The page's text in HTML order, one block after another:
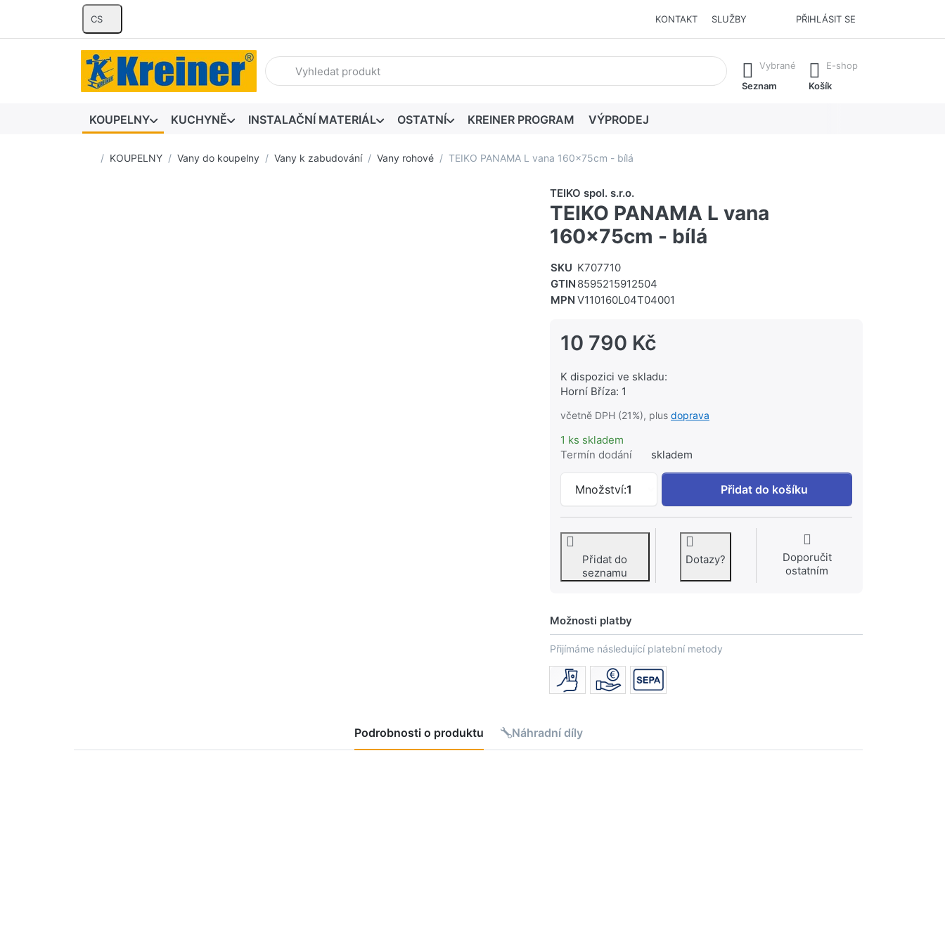
CS KONTAKT SLUŽBY PŘIHLÁSIT SE
Zadejte hledaný výraz. První výsledky se zobrazí automaticky při zadávání. Stisknutím klávesy Enter vyvoláte všechny výsledky.
Vybrané
Seznam
E-shop
Košík
KOUPELNY KUCHYNĚ INSTALAČNÍ MATERIÁL OSTATNÍ KREINER PROGRAM VÝPRODEJ
Domovská stránka
KOUPELNY Vany do koupelny Vany k zabudování Vany rohové TEIKO PANAMA L vana 160x75cm - bílá
TEIKO spol. s.r.o.
TEIKO PANAMA L vana
160x75cm - bílá
SKU K707710
GTIN 8595215912504
MPN V110160L04T04001
10 790 Kč
K dispozici ve skladu:
Horní Bříza: 1
včetně DPH (21%), plus doprava
1 ks skladem
Termín dodání
skladem
Množství:1
TEIKO PANAMA L vana 160x75cm - bílá k 10 790 Kč,
Přidat do košíku
Přidat do
seznamu
Dotazy?
Doporučit
ostatním
Možnosti platby
Přijímáme následující platební metody
Podrobnosti o produktu Náhradní díly